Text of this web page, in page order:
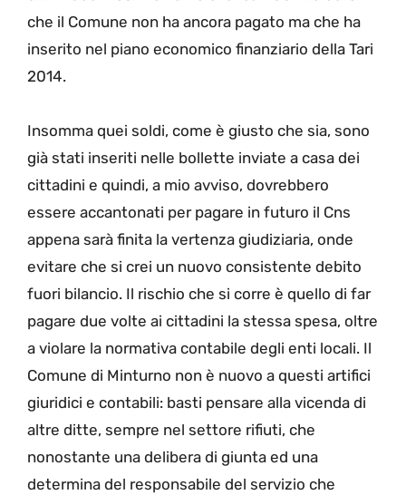
che il Comune non ha ancora pagato ma che ha
inserito nel piano economico finanziario della Tari
2014.
Insomma quei soldi, come è giusto che sia, sono
già stati inseriti nelle bollette inviate a casa dei
cittadini e quindi, a mio avviso, dovrebbero
essere accantonati per pagare in futuro il Cns
appena sarà finita la vertenza giudiziaria, onde
evitare che si crei un nuovo consistente debito
fuori bilancio. Il rischio che si corre è quello di far
pagare due volte ai cittadini la stessa spesa, oltre
a violare la normativa contabile degli enti locali. Il
Comune di Minturno non è nuovo a questi artifici
giuridici e contabili: basti pensare alla vicenda di
altre ditte, sempre nel settore rifiuti, che
nonostante una delibera di giunta ed una
determina del responsabile del servizio che